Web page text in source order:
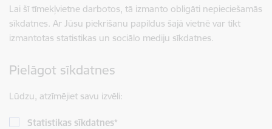
Lai šī tīmekļvietne darbotos, tā izmanto obligāti nepieciešamās
sīkdatnes. Ar Jūsu piekrišanu papildus šajā vietnē var tikt
izmantotas statistikas un sociālo mediju sīkdatnes.
Pielāgot sīkdatnes
Lūdzu, atzīmējiet savu izvēli:
Statistikas sīkdatnes*